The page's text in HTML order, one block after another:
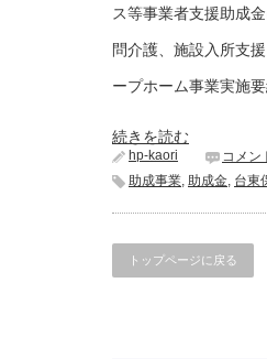
援
臨
時
給
付
ス等事業者支援助成
問介護、施設入所支
ープホーム事業実施
続きを読む
hp-kaori コメン
助成事業, 助成金, 台東
トップページに戻る